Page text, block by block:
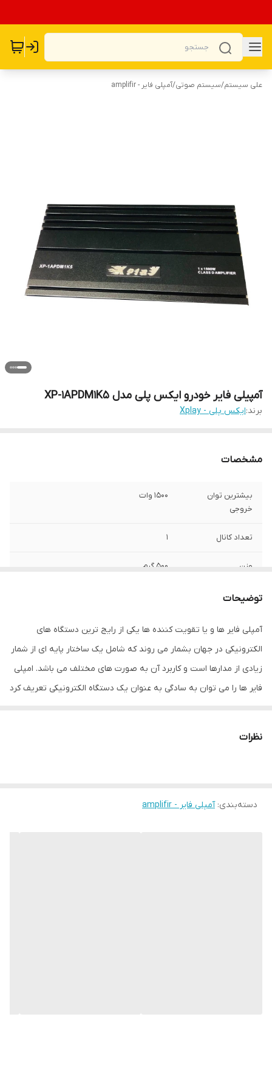
علی سیستم/سیستم صوتی/آمپلی فایر - amplifir
آمپیلی فایر خودرو ایکس پلی مدل XP-1APDM1K5
برند:ایکس پلی - Xplay
مشخصات
بیشترین توان
خروجی
1500 وات
تعداد کانال 1
وزن 500 گرم
ویژگی‌های آمپلی‌فایر
توضیحات
آمپلی فایر ها و یا تقویت کننده ها یکی از رایج ترین دستگاه های
الکترونیکی در جهان بشمار می روند که شامل یک ساختار پایه ای از شمار
زیادی از مدارها است و کاربرد آن به صورت های مختلف می باشد. امپلی
فایر ها را می توان به سادگی به عنوان یک دستگاه الکترونیکی تعریف کرد
رسد، اما تقویت کننده ها دارای پارامترها و شرایط زیادی در دنیای واقعی
نظرات
دسته‌بندی:آمپلی فایر - amplifir